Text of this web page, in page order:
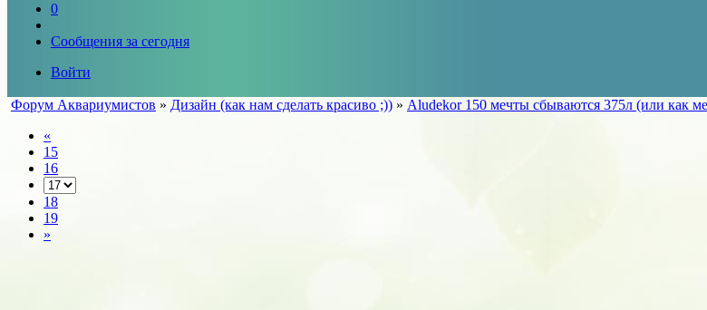
0
Сообщения за сегодня
Войти
Форум Аквариумистов » Дизайн (как нам сделать красиво ;)) » Aludekor 150 мечты сбываются 375л (или как
«
15
16
18
19
»